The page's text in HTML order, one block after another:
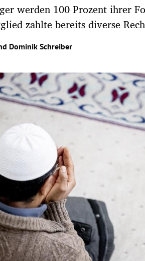
werden 100 Prozent ihrer
zahlte bereits diverse
Dominik Schreiber
öffnen/schließen